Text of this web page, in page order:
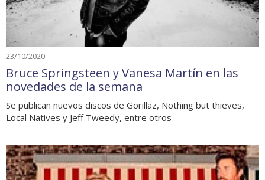
23/10/2020
Bruce Springsteen y Vanesa Martín en las
novedades de la semana
Se publican nuevos discos de Gorillaz, Nothing but thieves,
Local Natives y Jeff Tweedy, entre otros